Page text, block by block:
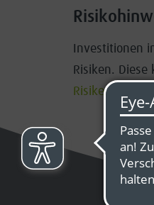
Investitionen
Risiken.
Risiken